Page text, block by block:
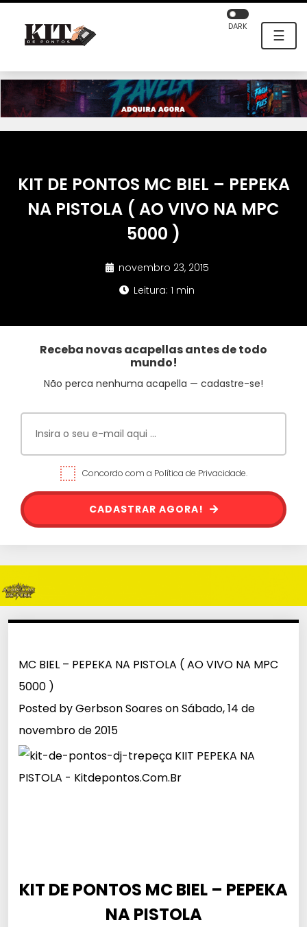
☰
DARK
KIT DE PONTOS MC BIEL – PEPEKA
NA PISTOLA ( AO VIVO NA MPC
5000 )
novembro 23, 2015
Leitura: 1 min
Receba novas acapellas antes de todo
mundo!
Não perca nenhuma acapella — cadastre-se!
Concordo com a Política de Privacidade.
CADASTRAR AGORA!
MC BIEL – PEPEKA NA PISTOLA ( AO VIVO NA MPC
5000 )
Posted byGerbson SoaresonSábado, 14 de
novembro de 2015
KIT DE PONTOS MC BIEL – PEPEKA
NA PISTOLA